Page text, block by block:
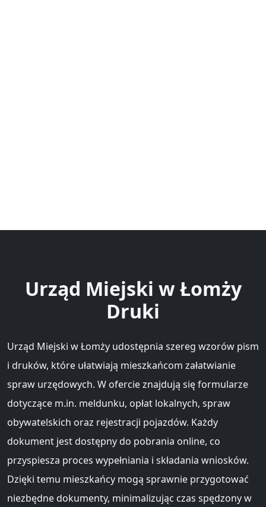
Urząd Miejski w Łomży
Druki
Urząd Miejski w Łomży udostępnia szereg wzorów pism
i druków, które ułatwiają mieszkańcom załatwianie
spraw urzędowych. W ofercie znajdują się formularze
dotyczące m.in. meldunku, opłat lokalnych, spraw
obywatelskich oraz rejestracji pojazdów. Każdy
dokument jest dostępny do pobrania online, co
przyspiesza proces wypełniania i składania wniosków.
Dzięki temu mieszkańcy mogą sprawnie przygotować
niezbędne dokumenty, minimalizując czas spędzony w